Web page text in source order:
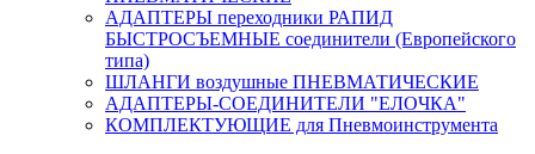
АДАПТЕРЫ переходники РАПИД
БЫСТРОСЪЕМНЫЕ соединители (Европейского
типа)
ШЛАНГИ воздушные ПНЕВМАТИЧЕСКИЕ
АДАПТЕРЫ-СОЕДИНИТЕЛИ "ЕЛОЧКА"
КОМПЛЕКТУЮЩИЕ для Пневмоинструмента